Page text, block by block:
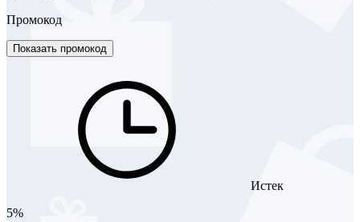
Промокод
Показать промокод
Истек
5%